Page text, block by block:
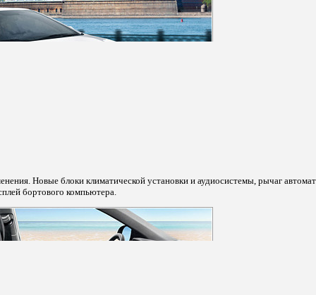
Новые блоки климатической установки и аудиосистемы, рычаг
бортового компьютера.